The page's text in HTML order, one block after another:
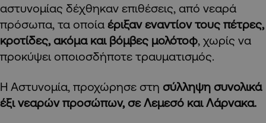
αστυνομίας δέχθηκαν επιθέσεις, από νεαρά
πρόσωπα, τα οποία έριξαν εναντίον τους πέτρες,
κροτίδες, ακόμα και βόμβες μολότοφ, χωρίς να
προκύψει οποιοσδήποτε τραυματισμός.
Η Αστυνομία, προχώρησε στη σύλληψη συνολικά
έξι νεαρών προσώπων, σε Λεμεσό και Λάρνακα.